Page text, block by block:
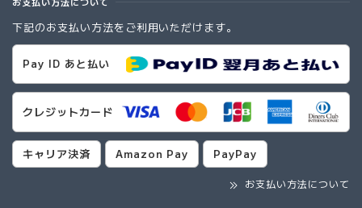
下記のお支払い方法をご利用いただけます。
Pay ID あと払い
クレジットカード
キャリア決済 Amazon Pay PayPay
お支払い方法について